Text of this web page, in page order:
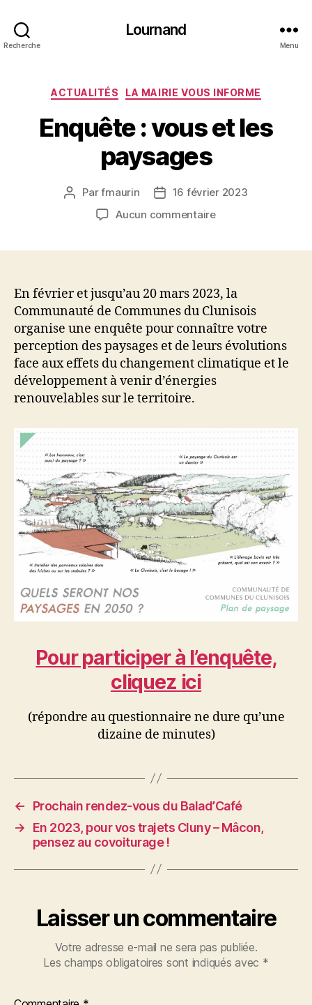
Recherche
Lournand
Menu
Catégories
ACTUALITÉS LA MAIRIE VOUS INFORME
Enquête : vous et les
paysages
Auteur
l’article
Parfmaurin
Date16 février 2023
Aucun commentairesur
les
paysages
En février et jusqu’au 20 mars 2023, la
Communauté de Communes du Clunisois
organise une enquête pour connaître votre
perception des paysages et de leurs évolutions
face aux effets du changement climatique et le
développement à venir d’énergies
renouvelables sur le territoire.
Pour participer à l’enquête,
cliquez ici
(répondre au questionnaire ne dure qu’une
dizaine de minutes)
←
Prochain rendez-vous du Balad’Café
→
En 2023, pour vos trajets Cluny – Mâcon,
pensez au covoiturage !
Laisser un commentaire
Votre adresse e-mail ne sera pas publiée.
Les champs obligatoires sont indiqués avec *